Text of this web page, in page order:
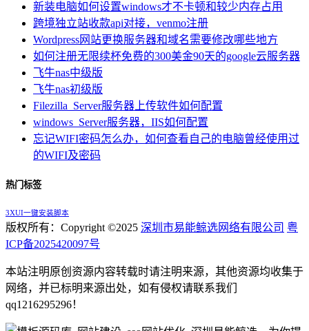
新装电脑如何设置windows才不卡顿和较少内存占用
跨境独立站收款api对接，venmo注册
Wordpress网站更换服务器和域名需要修改哪些地方
如何注册无限续杯免费的300美金90天的google云服务器
飞牛nas中级版
飞牛nas初级版
Filezilla_Server服务器上传软件如何配置
windows_Server服务器，IIS如何配置
忘记WIFI密码怎么办，如何查看自己的电脑曾经使用过
的WIFI及密码
热门标签
3XUI一键安装脚本
版权所有：Copyright ©2025 深圳市易能鲸选网络有限公司 粤
ICP备2025420097号
本站注明原创资源内容转载时请注明来源，其他资源均收集于
网络，并已标明来源出处，如有侵权请联系我们
qq1216295296！